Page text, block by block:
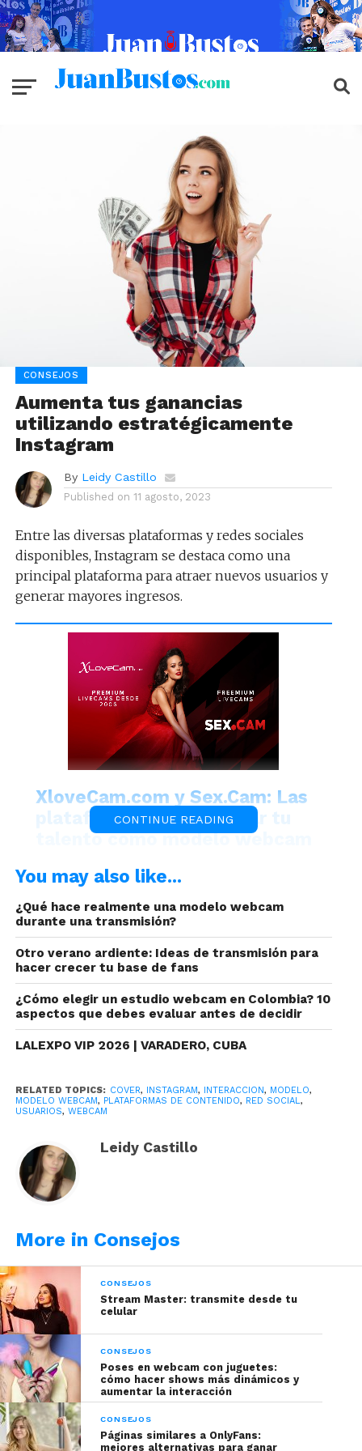
CONSEJOS
Aumenta tus ganancias
utilizando estratégicamente
Instagram
By Leidy Castillo
Published on 11 agosto, 2023
Entre las diversas plataformas y redes sociales
disponibles, Instagram se destaca como una
principal plataforma para atraer nuevos usuarios y
generar mayores ingresos.
XloveCam.com y Sex.Cam: Las
plataformas para mostrar tu
talento como modelo webcam
Por ende, resulta importante adentrarse en los 5
formatos de Instagram. Estas opciones te abrirán
las puertas para presentarte de una manera
altamente efectiva y, al mismo tiempo, potenciar
¡Sigue leyendo para descubrir cómo
aprovechar al máximo esta red
social!
Tomada de Freepik
CONTINUE READING
You may also like...
¿Qué hace realmente una modelo webcam
durante una transmisión?
Otro verano ardiente: Ideas de transmisión para
hacer crecer tu base de fans
¿Cómo elegir un estudio webcam en Colombia? 10
aspectos que debes evaluar antes de decidir
LALEXPO VIP 2026 | VARADERO, CUBA
RELATED TOPICS: COVER, INSTAGRAM, INTERACCION, MODELO,
MODELO WEBCAM, PLATAFORMAS DE CONTENIDO, RED SOCIAL,
USUARIOS, WEBCAM
Leidy Castillo
More in Consejos
CONSEJOS
Stream Master: transmite desde tu
celular
CONSEJOS
Poses en webcam con juguetes:
cómo hacer shows más dinámicos y
aumentar la interacción
CONSEJOS
Páginas similares a OnlyFans:
mejores alternativas para ganar